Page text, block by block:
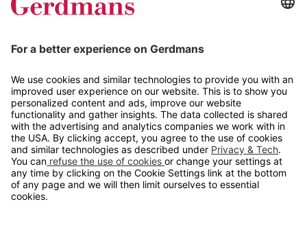
Tips og guider
Kontakt
info@gerdmans.no
67 80 56 20
Åpningstid
Hverdager 08:00-16:00